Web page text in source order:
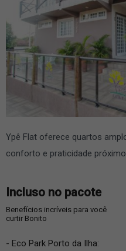
Ypê Flat oferece quartos
conforto e praticidade
Incluso no pacote
Benefícios incríveis para você
curtir Bonito
- Eco Park Porto da Ilha: